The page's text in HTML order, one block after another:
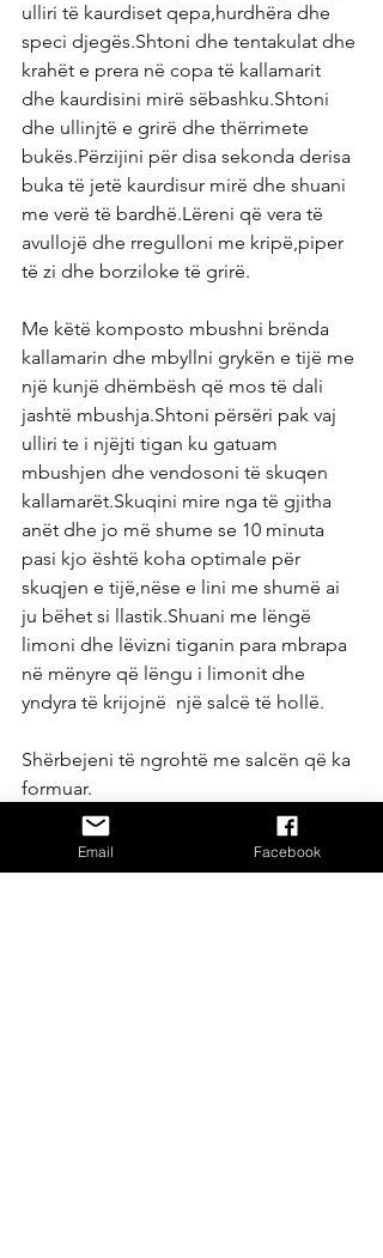
ulliri të kaurdiset qepa,hurdhëra dhe
speci djegës.Shtoni dhe tentakulat dhe
krahët e prera në copa të kallamarit
dhe kaurdisini mirë sëbashku.Shtoni
dhe ullinjtë e grirë dhe thërrimete
bukës.Përzijini për disa sekonda derisa
buka të jetë kaurdisur mirë dhe shuani
me verë të bardhë.Lëreni që vera të
avullojë dhe rregulloni me kripë,piper
të zi dhe borziloke të grirë.
Me këtë komposto mbushni brënda
kallamarin dhe mbyllni grykën e tijë me
një kunjë dhëmbësh që mos të dali
jashtë mbushja.Shtoni përsëri pak vaj
ulliri te i njëjti tigan ku gatuam
mbushjen dhe vendosoni të skuqen
kallamarët.Skuqini mire nga të gjitha
anët dhe jo më shume se 10 minuta
pasi kjo është koha optimale për
skuqjen e tijë,nëse e lini me shumë ai
ju bëhet si llastik.Shuani me lëngë
limoni dhe lëvizni tiganin para mbrapa
në mënyre që lëngu i limonit dhe
yndyra të krijojnë  një salcë të hollë.
Shërbejeni të ngrohtë me salcën që ka
formuar.
Receta Me Peshk
Receta Vegjetariane
Email Facebook